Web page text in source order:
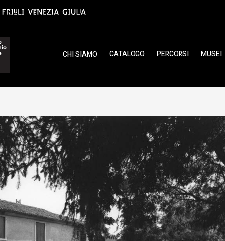
CHI SIAMO CATALOGO PERCORSI MUSEI